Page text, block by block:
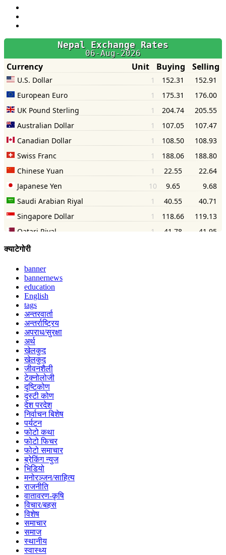
क्याटेगोरी
banner
bannernews
education
English
tags
अन्तरवार्ता
अन्तर्राष्ट्रिय
अपराध/सुरक्षा
अर्थ
खेलकुद
खेलकुद
जीवनशैली
टेक्नोलोजी
दृष्टिकोण
दृस्टी कोण
देश परदेश
निर्वाचन बिशेष
पर्यटन
फोटो कथा
फोटो फिचर
फोटो समाचार
ब्रेकिंग न्युज
भिडियो
मनोरञ्जन/साहित्य
राजनीति
वातावरण-कृषि
विचार/बहस
विशेष
समाचार
समाज
स्थानीय
स्वास्थ्य